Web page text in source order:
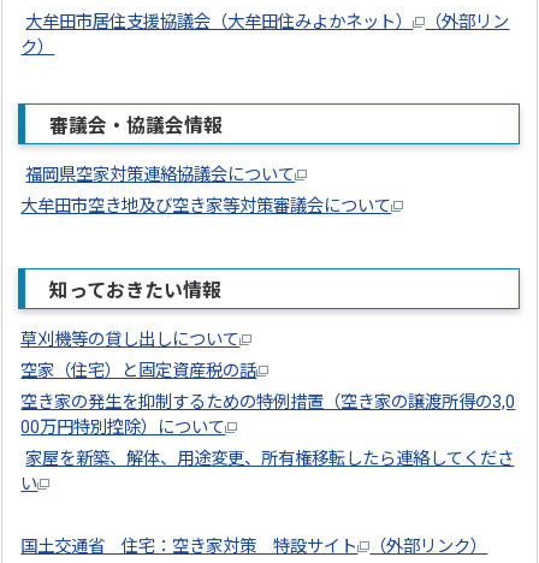
大牟田市居住支援協議会（大牟田住みよかネット）
（外部リン
ク）
審議会・協議会情報
福岡県空家対策連絡協議会について
大牟田市空き地及び空き家等対策審議会について
知っておきたい情報
草刈機等の貸し出しについて
空家（住宅）と固定資産税の話
空き家の発生を抑制するための特例措置（空き家の譲渡所得の3,0
00万円特別控除）について
家屋を新築、解体、用途変更、所有権移転したら連絡してくださ
い
国土交通省 住宅：空き家対策 特設サイト
（外部リンク）